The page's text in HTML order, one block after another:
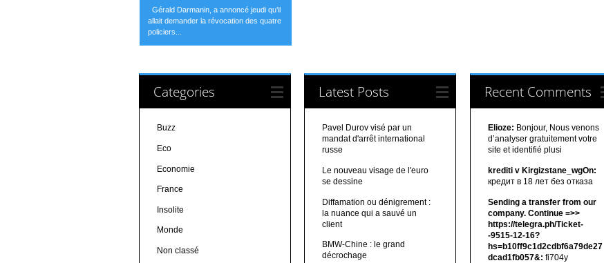
Gérald Darmanin, a annoncé jeudi qu’il
allait demander la révocation des quatre
policiers...
Categories
Buzz
Eco
Economie
France
Insolite
Monde
Non classé
Latest Posts
Pavel Durov visé par un
mandat d'arrêt international
russe
Le nouveau visage de l'euro
se dessine
Diffamation ou dénigrement :
la nuance qui a sauvé un
client
BMW-Chine : le grand
décrochage
Recent Comments
Elioze: Bonjour, Nous venons
d’analyser gratuitement votre
site et identifié plusi
krediti v Kirgizstane_wgOn:
кредит в 18 лет без отказа
Sending a transfer from our
company. Continue =>>
https://telegra.ph/Ticket-
-9515-12-16?
hs=b10ff9c1d2cdbf6a79de27
dcad1fb057&: fi704y